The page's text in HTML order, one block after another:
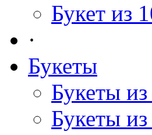
Букет из
·
Букеты
Букеты
Букеты